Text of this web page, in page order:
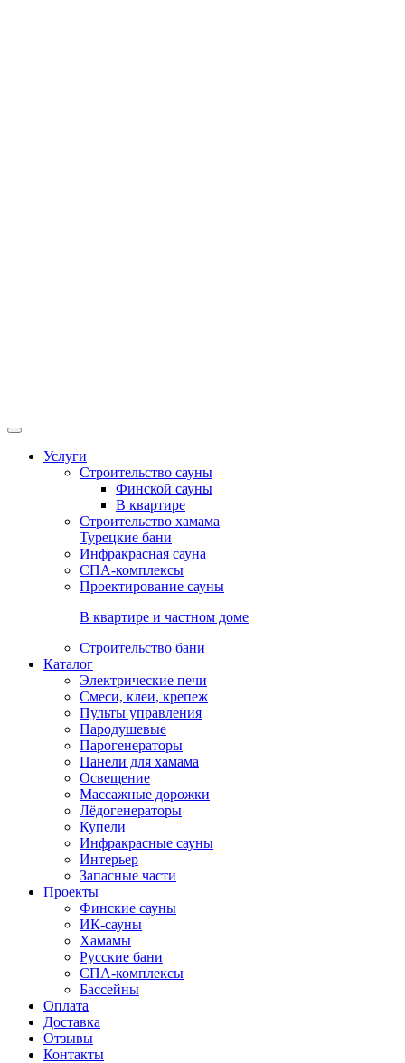
Услуги
Строительство сауны
Финской сауны
В квартире
Строительство хамама
Турецкие бани
Инфракрасная сауна
СПА-комплексы
Проектирование сауны
В квартире и частном доме
Строительство бани
Каталог
Электрические печи
Смеси, клеи, крепеж
Пульты управления
Пародушевые
Парогенераторы
Панели для хамама
Освещение
Массажные дорожки
Лёдогенераторы
Купели
Инфракрасные сауны
Интерьер
Запасные части
Проекты
Финские сауны
ИК-сауны
Хамамы
Русские бани
СПА-комплексы
Бассейны
Оплата
Доставка
Отзывы
Контакты